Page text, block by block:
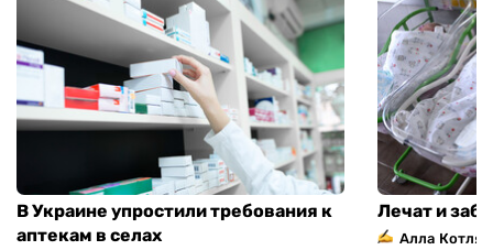
В Украине упростили требования к
аптекам в селах
Лечат и
Алла Котляр